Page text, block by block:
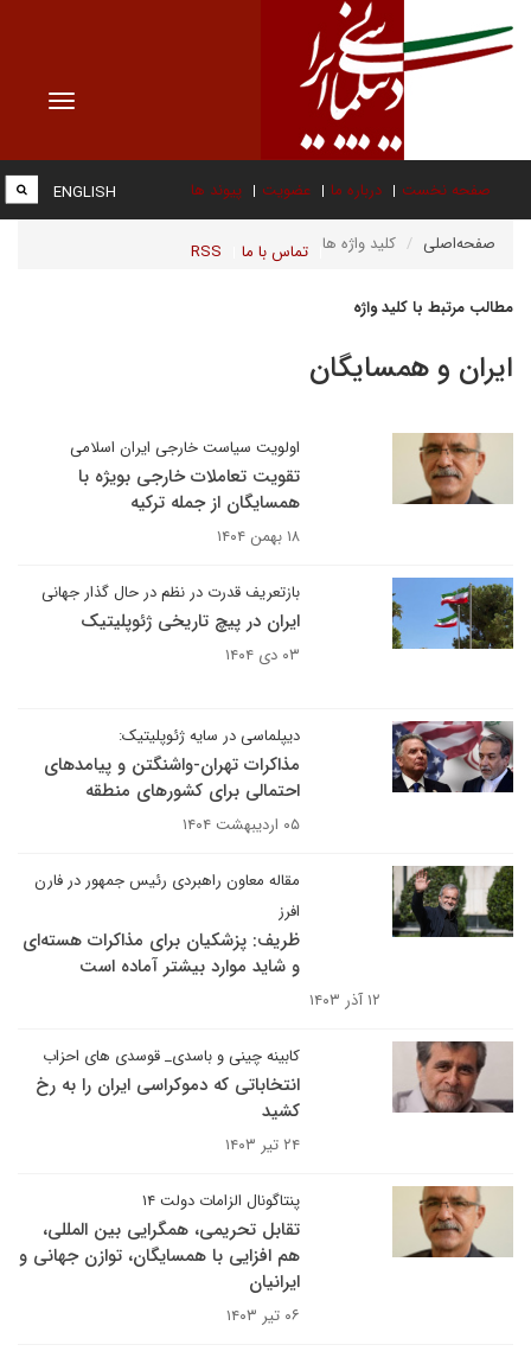
Toggle
صفحه نخست درباره ما عضویت پیوند ها
تماس با ما RSS
ENGLISH
صفحه‌اصلی کلید واژه ها
مطالب مرتبط با کلید واژه
ایران و همسایگان
اولویت سیاست خارجی ایران اسلامی
تقویت تعاملات خارجی بویژه با
همسایگان از جمله ترکیه
۱۸ بهمن ۱۴۰۴
بازتعریف قدرت در نظم در حال گذار جهانی
ایران در پیچ تاریخی ژئوپلیتیک
۰۳ دی ۱۴۰۴
دیپلماسی در سایه ژئوپلیتیک:
مذاکرات تهران-واشنگتن و پیامدهای
احتمالی برای کشورهای منطقه
۰۵ اردیبهشت ۱۴۰۴
مقاله معاون راهبردی رئیس جمهور در فارن
افرز
ظریف: پزشکیان برای مذاکرات هسته‌ای
و شاید موارد بیشتر آماده است
۱۲ آذر ۱۴۰۳
کابینه چینی و باسدی_ قوسدی های احزاب
انتخاباتی که دموکراسی ایران را به رخ
کشید
۲۴ تیر ۱۴۰۳
پنتاگونال الزامات دولت ۱۴
تقابل تحریمی، همگرایی بین المللی،
هم افزایی با همسایگان، توازن جهانی و
ایرانیان
۰۶ تیر ۱۴۰۳